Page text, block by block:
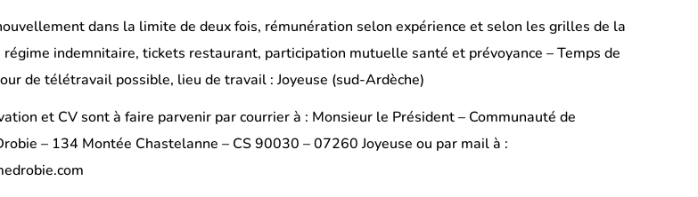
dans la limite de deux fois, rémunération selon expérience et selon les grilles de la
indemnitaire, tickets restaurant, participation mutuelle santé et prévoyance – Temps de
de télétravail possible, lieu de travail : Joyeuse (sud-Ardèche)
et CV sont à faire parvenir par courrier à : Monsieur le Président – Communauté de
– 134 Montée Chastelanne – CS 90030 – 07260 Joyeuse ou par mail à :